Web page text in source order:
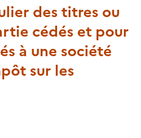
des titres ou
cédés et pour
à une société
sur les